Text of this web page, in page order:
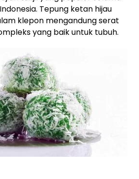
Tepung ketan hijau
klepon mengandung serat
yang baik untuk tubuh.